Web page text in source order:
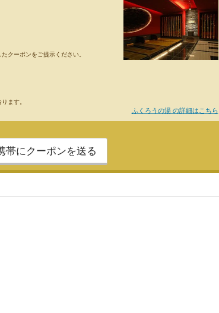
クーポンをご提示ください。
ます。
ふくろうの湯 の詳細はこちら
帯にクーポンを送る